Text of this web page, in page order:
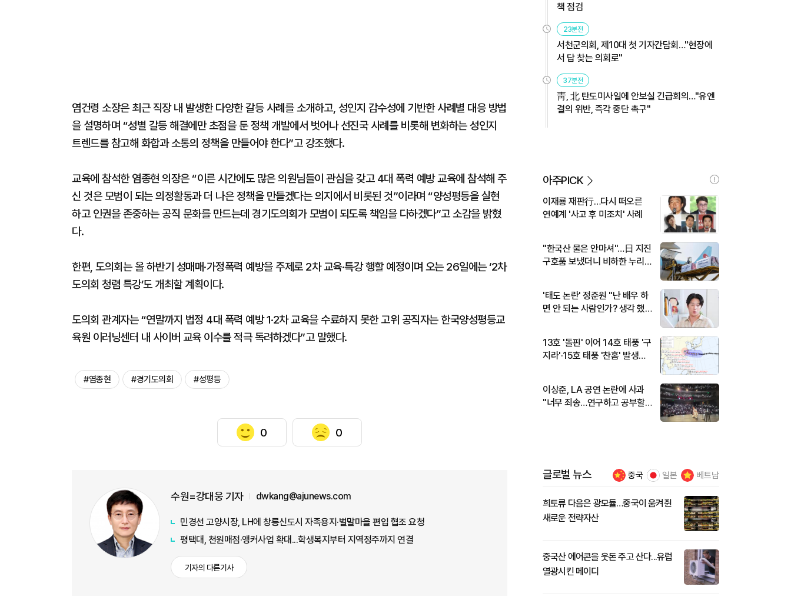
염건령 소장은 최근 직장 내 발생한 다양한 갈등 사례를 소개하고, 성인지 감수성에 기반한 사례별 대응 방법
을 설명하며 “성별 갈등 해결에만 초점을 둔 정책 개발에서 벗어나 선진국 사례를 비롯해 변화하는 성인지
트렌드를 참고해 화합과 소통의 정책을 만들어야 한다”고 강조했다.
교육에 참석한 염종현 의장은 “이른 시간에도 많은 의원님들이 관심을 갖고 4대 폭력 예방 교육에 참석해 주
신 것은 모범이 되는 의정활동과 더 나은 정책을 만들겠다는 의지에서 비롯된 것”이라며 “양성평등을 실현
하고 인권을 존중하는 공직 문화를 만드는데 경기도의회가 모범이 되도록 책임을 다하겠다”고 소감을 밝혔
다.
한편, 도의회는 올 하반기 성매매·가정폭력 예방을 주제로 2차 교육·특강 행할 예정이며 오는 26일에는 ‘2차
도의회 청렴 특강’도 개최할 계획이다.
도의회 관계자는 “연말까지 법정 4대 폭력 예방 1·2차 교육을 수료하지 못한 고위 공직자는 한국양성평등교
육원 이러닝센터 내 사이버 교육 이수를 적극 독려하겠다”고 말했다.
#염종현 #경기도의회 #성평등
0 0
수원=강대웅 기자 dwkang@ajunews.com
민경선 고양시장, LH에 창릉신도시 자족용지·벌말마을 편입 협조 요청
평택대, 천원매점·앵커사업 확대...학생복지부터 지역정주까지 연결
기자의 다른기사
책 점검
23분전
서천군의회, 제10대 첫 기자간담회…"현장에
서 답 찾는 의회로"
37분전
靑, 北 탄도미사일에 안보실 긴급회의…"유엔
결의 위반, 즉각 중단 촉구"
아주PICK
이재룡 재판行…다시 떠오른
연예계 '사고 후 미조치' 사례
"한국산 물은 안마셔"…日 지진
구호품 보냈더니 비하한 누리
'태도 논란' 정준원 "난 배우 하
면 안 되는 사람인가? 생각 했
13호 '돌핀' 이어 14호 태풍 '구
지라'·15호 태풍 '찬홈' 발생…
이상준, LA 공연 논란에 사과
"너무 죄송…연구하고 공부할
글로벌 뉴스 중국 일본 베트남
희토류 다음은 광모듈…중국이 움켜쥔
새로운 전략자산
중국산 에어콘을 웃돈 주고 산다...유럽
열광시킨 메이디